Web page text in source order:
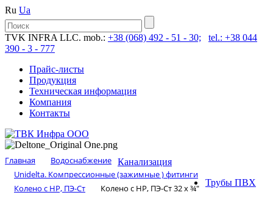
Ru Ua
TVK INFRA LLC. mob.: +38 (068) 492 - 51 - 30;
tel.: +38 044
390 - 3 - 777
Прайс-листы
Продукция
Техническая информация
Компания
Контакты
Главная
Водоснабжение
Unidelta. Компрессионные (зажимные ) фитинги
Колено с НР, ПЭ-Ст
Колено с НР, ПЭ-Ст 32 х ¾″
Канализация
Трубы ПВХ